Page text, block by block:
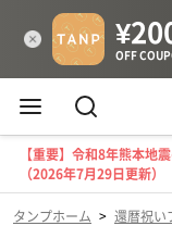
【重要】令和8年熊本地
（2026年7月29日更新）
タンプホーム > 還暦祝い